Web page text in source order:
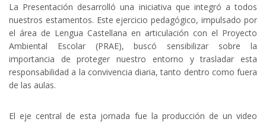
La Presentación desarrolló una iniciativa que integró a todos
nuestros estamentos. Este ejercicio pedagógico, impulsado por
el área de Lengua Castellana en articulación con el Proyecto
Ambiental Escolar (PRAE), buscó sensibilizar sobre la
importancia de proteger nuestro entorno y trasladar esta
responsabilidad a la convivencia diaria, tanto dentro como fuera
de las aulas.
El eje central de esta jornada fue la producción de un video